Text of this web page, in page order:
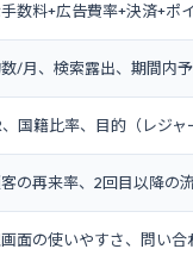
数料+広告費率+決済+ポ
/月、検索露出、期間内
国籍比率、目的（レジャ
の再来率、2回目以降の
面の使いやすさ、問い合